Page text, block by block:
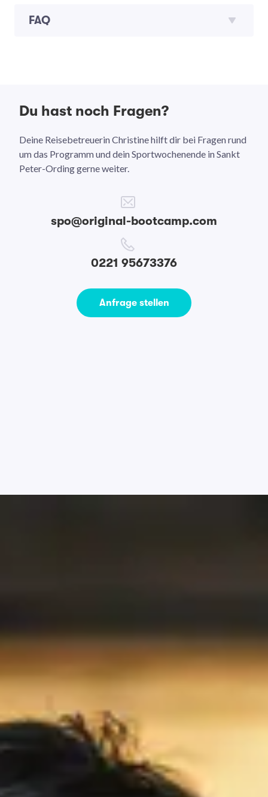
FAQ
Du hast noch Fragen?
Deine Reisebetreuerin Christine hilft dir bei Fragen rund
um das Programm und dein Sportwochenende in Sankt
Peter-Ording gerne weiter.
spo@original-bootcamp.com
0221 95673376
Anfrage stellen